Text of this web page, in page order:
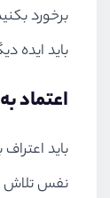
برخورد
باید ایده
اعتماد
باید
نفس تلاش